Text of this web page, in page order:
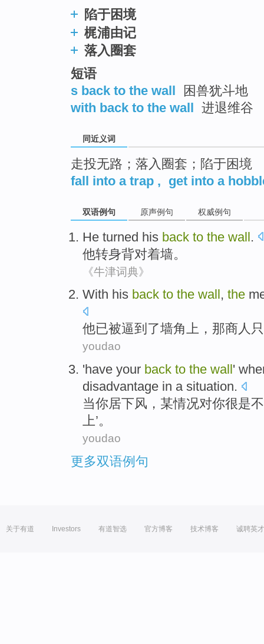
陷于困境
梶浦由记
落入圈套
短语
s back to the wall
困兽犹斗地
with back to the wall 进退维谷
同近义词
走投无路；落入圈套；陷于困境
fall into a trap , get into a
双语例句 原声例句 权威例句
He turned his back to the wall.
他转身背对着墙。
《牛津词典》
With his back to the wall , the
他已被逼到了墙角上， 那商人
youdao
'have your back to the wall'
disadvantage in a situation.
当你居下风，某情况对你很是
上’。
youdao
更多双语例句
关于有道 Investors 有道智选 官方博客 技术博客 诚聘英才